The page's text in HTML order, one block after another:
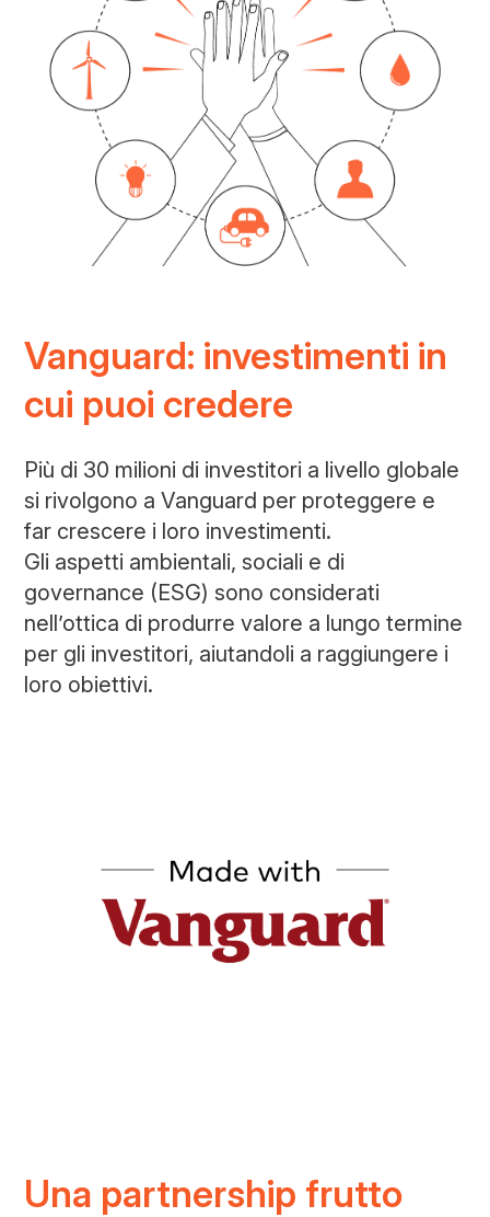
Vanguard: investimenti in
cui puoi credere
Più di 30 milioni di investitori a livello globale
si rivolgono a Vanguard per proteggere e
far crescere i loro investimenti.
Gli aspetti ambientali, sociali e di
governance (ESG) sono considerati
nell’ottica di produrre valore a lungo termine
per gli investitori, aiutandoli a raggiungere i
loro obiettivi.
Una partnership frutto